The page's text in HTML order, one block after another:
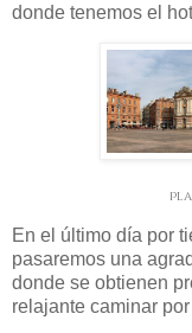
donde tenemos el
En el último día por
pasaremos una
donde se obtienen
relajante caminar